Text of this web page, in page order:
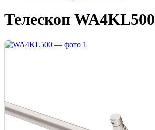
Телескоп WA4KL500